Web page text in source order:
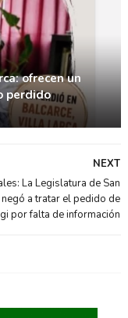
ofrecen un
perdido
NEXT
La Legislatura de San
a tratar el pedido de
por falta de información